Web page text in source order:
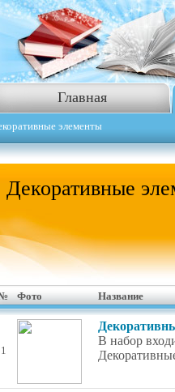
Главная
элементы
Декоративные
Фото Название
1
В набор